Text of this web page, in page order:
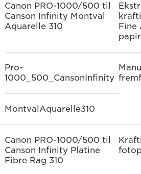
Canon PRO-1000/500 til
Canson Infinity Montval
Aquarelle 310
Fine
papir
Pro-
1000_500_CansonInfinity
MontvalAquarelle310
Canon PRO-1000/500 til
Canson Infinity Platine
Fibre Rag 310